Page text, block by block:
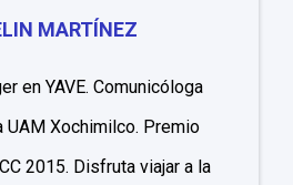
MARTÍNEZ
en YAVE. Comunicóloga
UAM Xochimilco. Premio
2015. Disfruta viajar a la